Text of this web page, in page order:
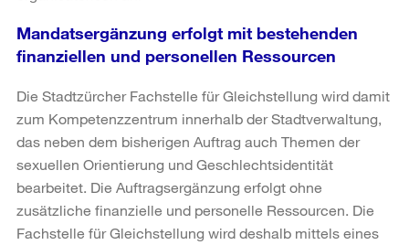
Mandatsergänzung erfolgt mit bestehenden
finanziellen und personellen Ressourcen
Die Stadtzürcher Fachstelle für Gleichstellung wird damit
zum Kompetenzzentrum innerhalb der Stadtverwaltung,
das neben dem bisherigen Auftrag auch Themen der
sexuellen Orientierung und Geschlechtsidentität
bearbeitet. Die Auftragsergänzung erfolgt ohne
zusätzliche finanzielle und personelle Ressourcen. Die
Fachstelle für Gleichstellung wird deshalb mittels eines